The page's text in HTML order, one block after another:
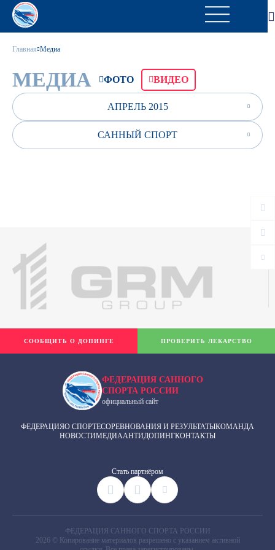
Главная Медиа
МЕДИА ФОТО ВИДЕО
АПРЕЛЬ 2015
САННЫЙ СПОРТ
ФЕДЕРАЦИЯ САННОГО
СПОРТА РОССИИ
официальный сайт
ФЕДЕРАЦИЯО СПОРТЕСОРЕВНОВАНИЯ И РЕЗУЛЬТАТЫКОМАНДА
НОВОСТИМЕДИААНТИДОПИНГКОНТАКТЫ
Cтать партнёром
СООБЩИТЬ О ДОПИНГЕ ПРОВЕРИТЬ ЛЕКАРСТВО
ФЕДЕРАЦИЯ САННОГО СПОРТА РОССИИ
2026 © Копирование материалов разрешено с указанием активной